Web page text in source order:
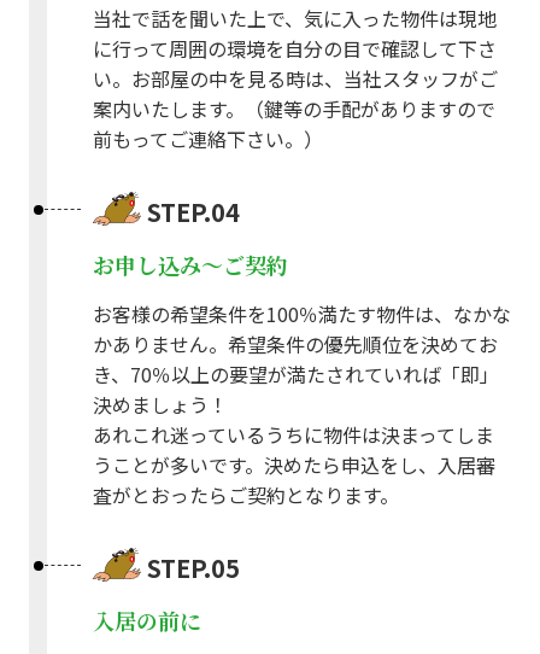
当社で話を聞いた上で、気に入った物件は現地
に行って周囲の環境を自分の目で確認して下さ
い。お部屋の中を見る時は、当社スタッフがご
案内いたします。（鍵等の手配がありますので
前もってご連絡下さい。）
STEP.04
お申し込み～ご契約
お客様の希望条件を100％満たす物件は、なかな
かありません。希望条件の優先順位を決めてお
き、70％以上の要望が満たされていれば「即」
決めましょう！
あれこれ迷っているうちに物件は決まってしま
うことが多いです。決めたら申込をし、入居審
査がとおったらご契約となります。
STEP.05
入居の前に